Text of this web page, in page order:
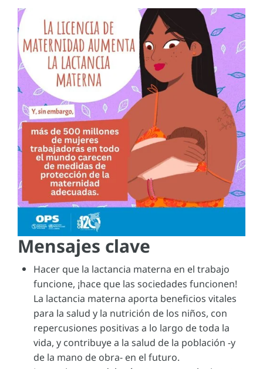
Mensajes clave
Hacer que la lactancia materna en el trabajo
funcione, ¡hace que las sociedades funcionen!
La lactancia materna aporta beneficios vitales
para la salud y la nutrición de los niños, con
repercusiones positivas a lo largo de toda la
vida, y contribuye a la salud de la población -y
de la mano de obra- en el futuro.